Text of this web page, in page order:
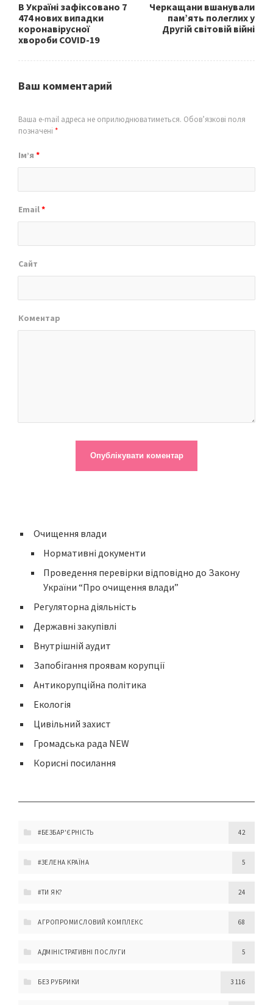
В Україні зафіксовано 7
474 нових випадки
коронавірусної
хвороби COVID-19
Черкащани вшанували
пам’ять полеглих у
Другій світовій війні
Ваш комментарий
Ваша e-mail адреса не оприлюднюватиметься. Обов’язкові поля
позначені *
Ім’я *
Email*
Сайт
Коментар
Очищення влади
Нормативні документи
Проведення перевірки відповідно до Закону
України “Про очищення влади”
Регуляторна діяльність
Державні закупівлі
Внутрішній аудит
Запобігання проявам корупції
Антикорупційна політика
Екологія
Цивільний захист
Громадська рада NEW
Корисні посилання
#БЕЗБАР'ЄРНІСТЬ 42
#ЗЕЛЕНА КРАЇНА 5
#ТИ ЯК? 24
АГРОПРОМИСЛОВИЙ КОМПЛЕКС 68
АДМІНІСТРАТИВНІ ПОСЛУГИ 5
БЕЗ РУБРИКИ 3 116